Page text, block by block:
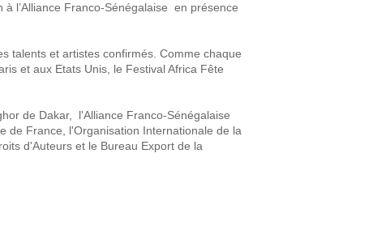
l’Alliance Franco-Sénégalaise en présence
talents et artistes confirmés. Comme chaque
et aux Etats Unis, le Festival Africa Fête
de Dakar, l'Alliance Franco-Sénégalaise
de France, l'Organisation Internationale de la
d'Auteurs et le Bureau Export de la